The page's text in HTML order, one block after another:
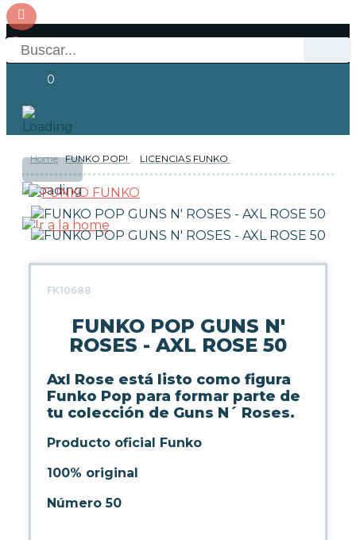
0
Acceso
OFERTAS
RESERVAS
NOVEDADES
FUNKO POP ANIMACIÓN
FUNKO POP CINE
FUNKO POP DEPORTES
Home FUNKO POP! LICENCIAS FUNKO
FUNKO
FK10688
FUNKO POP GUNS N'
ROSES - AXL ROSE 50
Axl Rose está listo como figura
Funko Pop para formar parte de
tu colección de Guns N´ Roses.
Producto oficial Funko
100% original
Número 50